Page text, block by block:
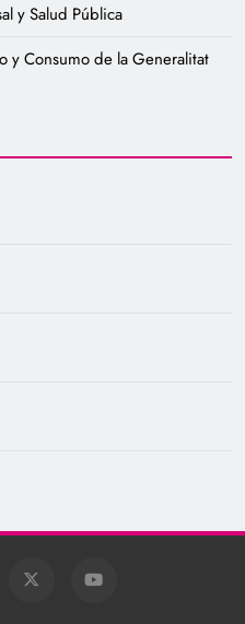
y Salud Pública
y Consumo de la Generalitat